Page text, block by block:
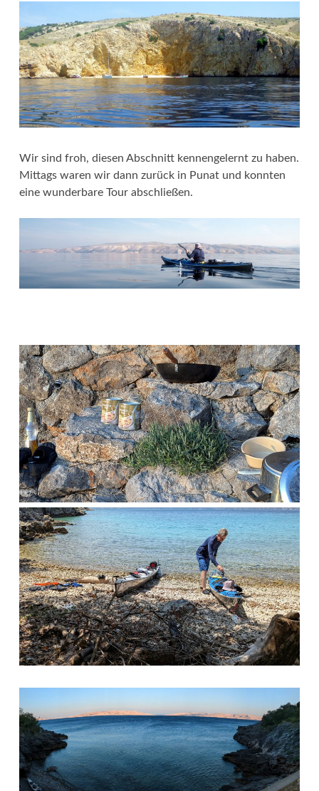
Wir sind froh, diesen Abschnitt kennengelernt zu haben.
Mittags waren wir dann zurück in Punat und konnten
eine wunderbare Tour abschließen.